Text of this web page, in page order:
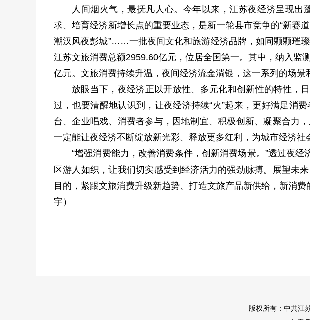
人间烟火气，最抚凡人心。今年以来，江苏夜经济呈现
求、培育经济新增长点的重要业态，是新一轮县市竞争的“新赛道
潮汉风夜彭城”……一批夜间文化和旅游经济品牌，如同颗颗璀
江苏文旅消费总额2959.60亿元，位居全国第一。其中，纳入
亿元。文旅消费持续升温，夜间经济流金淌银，这一系列的场景
放眼当下，夜经济正以开放性、多元化和创新性的特性，
过，也要清醒地认识到，让夜经济持续“火”起来，更好满足消
台、企业唱戏、消费者参与，因地制宜、积极创新、凝聚合力
一定能让夜经济不断绽放新光彩、释放更多红利，为城市经济社
“增强消费能力，改善消费条件，创新消费场景。”透过夜
区游人如织，让我们切实感受到经济活力的强劲脉搏。展望未
目的，紧跟文旅消费升级新趋势、打造文旅产品新供给，新消
宇）
版权所有：中共江